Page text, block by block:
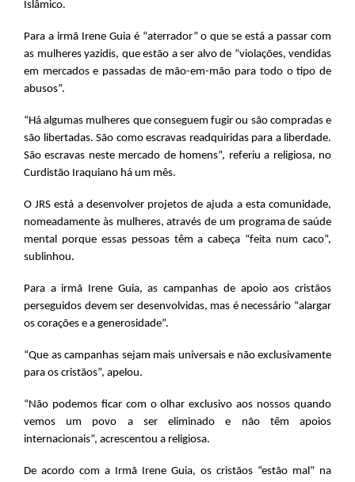
Islâmico.
Para a irmã Irene Guia é “aterrador” o que se está a passar com
as mulheres yazidis, que estão a ser alvo de “violações, vendidas
em mercados e passadas de mão-em-mão para todo o tipo de
abusos”.
“Há algumas mulheres que conseguem fugir ou são compradas e
são libertadas. São como escravas readquiridas para a liberdade.
São escravas neste mercado de homens”, referiu a religiosa, no
Curdistão Iraquiano há um mês.
O JRS está a desenvolver projetos de ajuda a esta comunidade,
nomeadamente às mulheres, através de um programa de saúde
mental porque essas pessoas têm a cabeça “feita num caco”,
sublinhou.
Para a irmã Irene Guia, as campanhas de apoio aos cristãos
perseguidos devem ser desenvolvidas, mas é necessário “alargar
os corações e a generosidade”.
“Que as campanhas sejam mais universais e não exclusivamente
para os cristãos”, apelou.
“Não podemos ficar com o olhar exclusivo aos nossos quando
vemos um povo a ser eliminado e não têm apoios
internacionais”, acrescentou a religiosa.
De acordo com a Irmã Irene Guia, os cristãos “estão mal” na